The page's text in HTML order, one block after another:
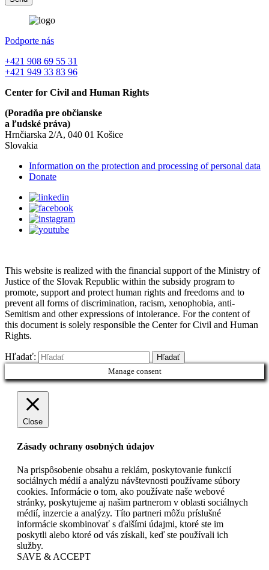
Podporte nás
+421 908 69 55 31
+421 949 33 83 96
Center for Civil and Human Rights
(Poradňa pre občianske
a ľudské práva)
Hrnčiarska 2/A, 040 01 Košice
Slovakia
Information on the protection and processing of personal data
Donate
This website is realized with the financial support of the Ministry of
Justice of the Slovak Republic within the subsidy program to
promote, support and protect human rights and freedoms and to
prevent all forms of discrimination, racism, xenophobia, anti-
Semitism and other expressions of intolerance. For the content of
this document is solely responsible the Center for Civil and Human
Rights.
Hľadať:
Manage consent
Close
Zásady ochrany osobných údajov
Na prispôsobenie obsahu a reklám, poskytovanie funkcií
sociálnych médií a analýzu návštevnosti používame súbory
cookies. Informácie o tom, ako používate naše webové
stránky, poskytujeme aj našim partnerom v oblasti sociálnych
médií, inzercie a analýzy. Títo partneri môžu príslušné
informácie skombinovať s ďalšími údajmi, ktoré ste im
poskytli alebo ktoré od vás získali, keď ste používali ich
služby.
SAVE & ACCEPT